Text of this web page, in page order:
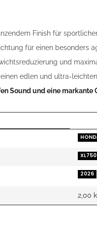
Finish für
für einen besonders
und
edlen und ultra-
Sound und eine markante
2026
2,00